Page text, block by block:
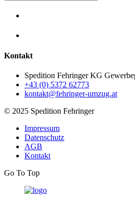
Kontakt
Spedition Fehringer KG
+43 (0) 5372 62773
kontakt@fehringer-umzug.at
© 2025 Spedition Fehringer
Impressum
Datenschutz
AGB
Kontakt
Go To Top